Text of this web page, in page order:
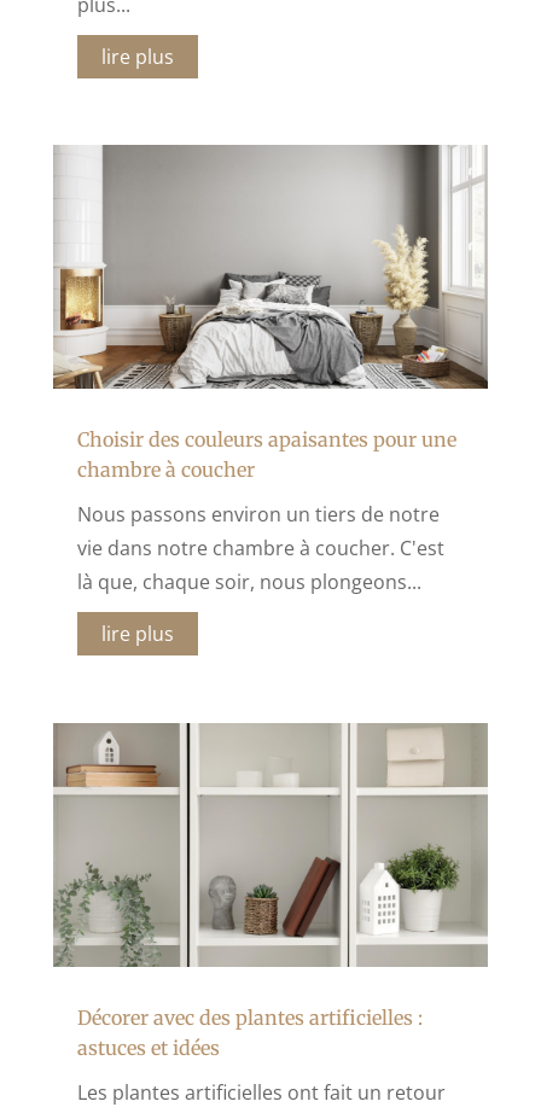
lire plus
Choisir des couleurs apaisantes pour une
chambre à coucher
Nous passons environ un tiers de notre
vie dans notre chambre à coucher. C'est
là que, chaque soir, nous plongeons...
lire plus
Décorer avec des plantes artificielles :
astuces et idées
Les plantes artificielles ont fait un retour